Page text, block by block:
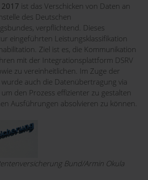
2017 ist das Verschicken von Daten an
des Deutschen
verpflichtend. Dieses
eingeführten Leistungsklassifikation
Ziel ist es, die Kommunikation
mit der Integrationsplattform DSRV
zu vereinheitlichen. Im Zuge der
auch die Datenübertragung via
den Prozess effizienter zu gestalten
Ausführungen absolvieren zu können.
Bund/Armin Okula